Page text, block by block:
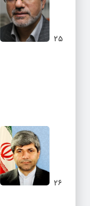
۲۵
۲۶